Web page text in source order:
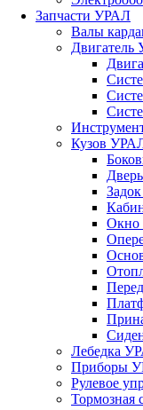
Запчасти УРАЛ
Валы
Кузов
Окно
Лебедка
Приборы
Рулевое
Тормозная